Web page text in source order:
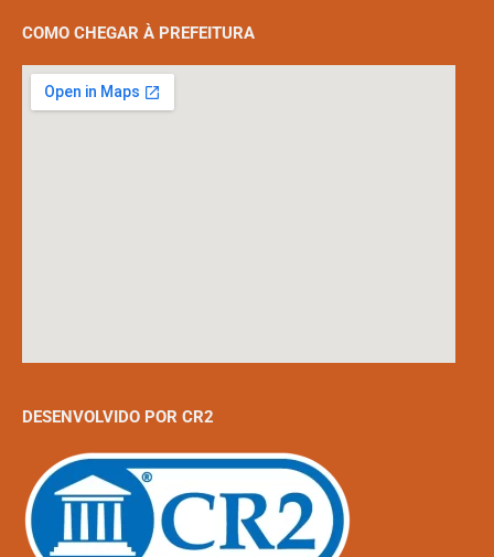
COMO CHEGAR À PREFEITURA
DESENVOLVIDO POR CR2